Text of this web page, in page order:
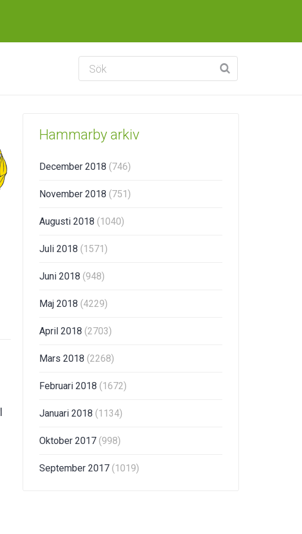
Hammarby arkiv
December 2018 (746)
November 2018 (751)
Augusti 2018 (1040)
Juli 2018 (1571)
Juni 2018 (948)
Maj 2018 (4229)
April 2018 (2703)
Mars 2018 (2268)
Februari 2018 (1672)
Januari 2018 (1134)
Oktober 2017 (998)
September 2017 (1019)